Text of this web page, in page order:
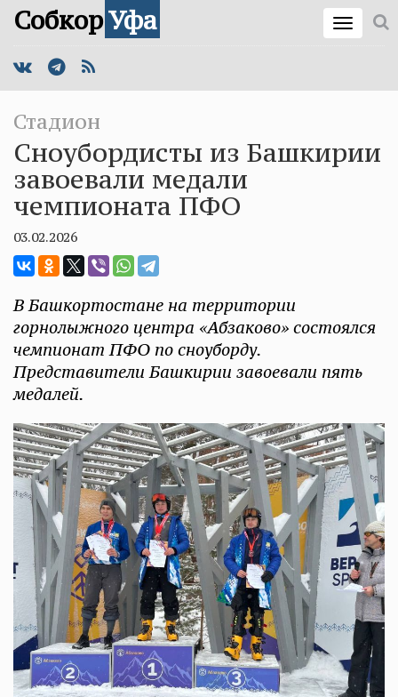
СобкорУфа
Стадион
Сноубордисты из Башкирии
завоевали медали
чемпионата ПФО
03.02.2026
В Башкортостане на территории
горнолыжного центра «Абзаково» состоялся
чемпионат ПФО по сноуборду.
Представители Башкирии завоевали пять
медалей.